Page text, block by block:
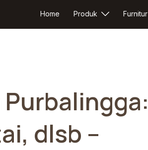
Home Produk Furnitur
dlsb –